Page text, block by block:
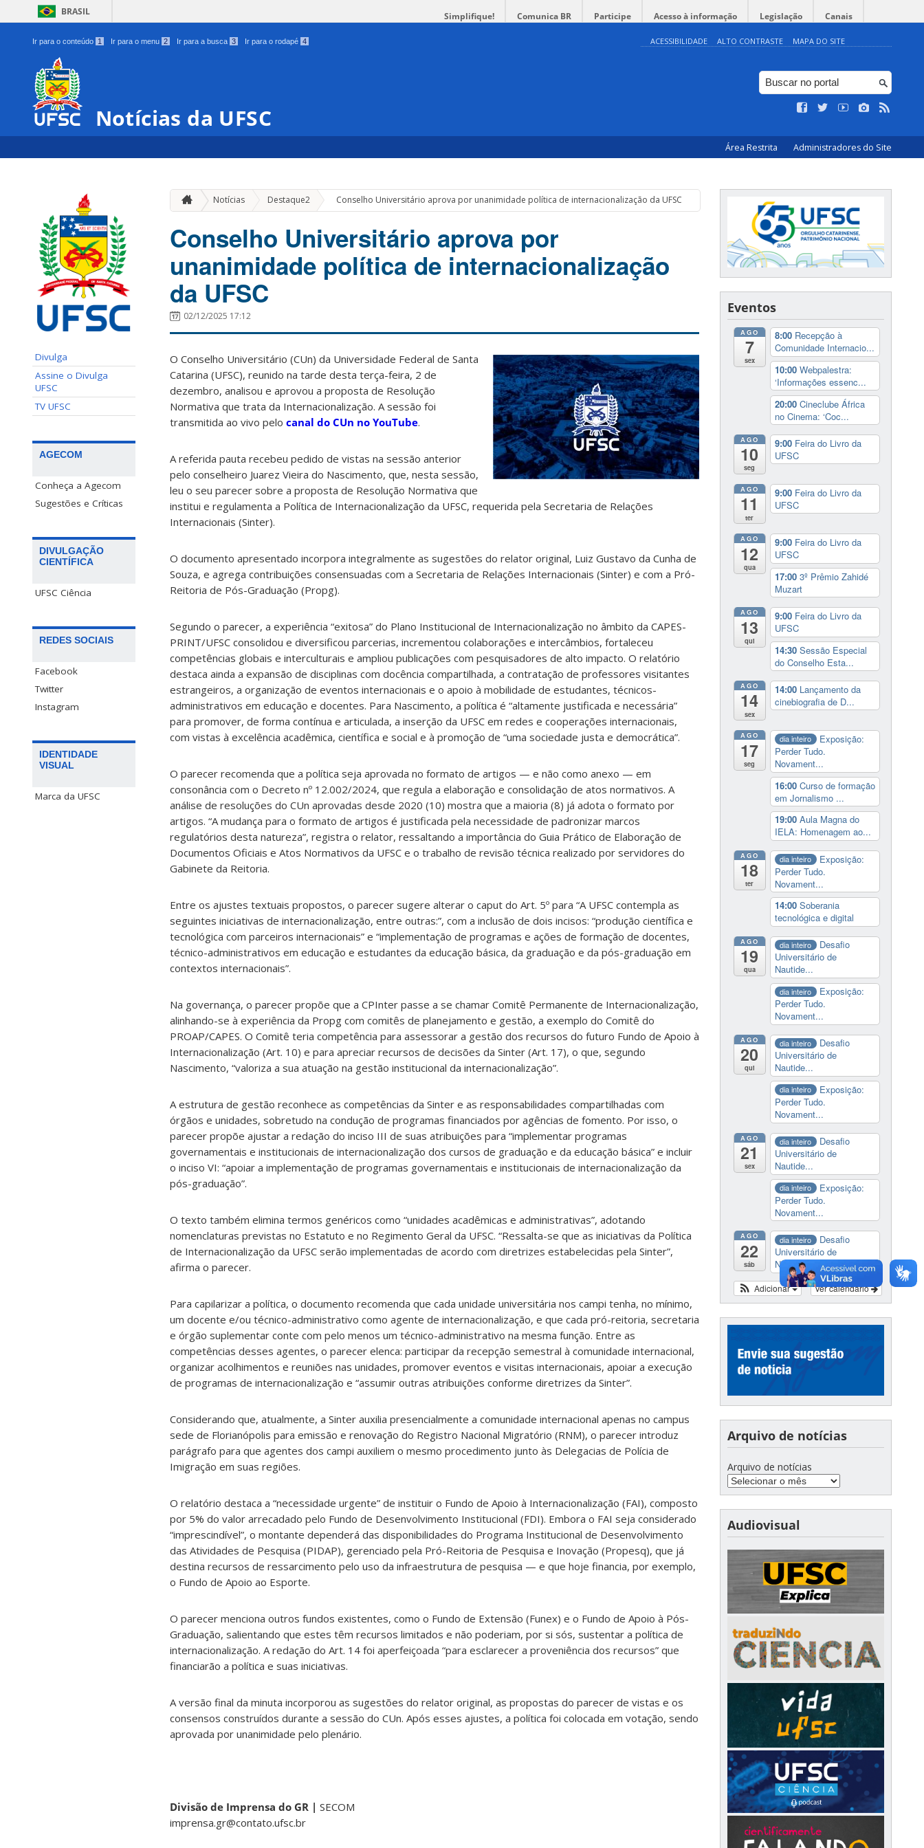
BRASIL Simplifique! Comunica BR Participe Acesso à informação Legislação Canais
Ir para o conteúdo 1 Ir para o menu 2 Ir para a busca 3 Ir para o rodapé 4 ACESSIBILIDADE ALTO CONTRASTE MAPA DO SITE
Notícias da UFSC
Área Restrita Administradores do Site
Divulga
Assine o Divulga
UFSC
TV UFSC
AGECOM
Conheça a Agecom
Sugestões e Críticas
DIVULGAÇÃO
CIENTÍFICA
UFSC Ciência
REDES SOCIAIS
Facebook
Twitter
Instagram
IDENTIDADE
VISUAL
Marca da UFSC
Notícias Destaque2 » Conselho Universitário aprova por unanimidade política de internacionalização da UFSC
Conselho Universitário aprova por
unanimidade política de internacionalização
da UFSC
02/12/2025 17:12
O Conselho Universitário (CUn) da Universidade Federal de Santa
Catarina (UFSC), reunido na tarde desta terça-feira, 2 de
dezembro, analisou e aprovou a proposta de Resolução
Normativa que trata da Internacionalização. A sessão foi
transmitida ao vivo pelo canal do CUn no YouTube.
A referida pauta recebeu pedido de vistas na sessão anterior
pelo conselheiro Juarez Vieira do Nascimento, que, nesta sessão,
leu o seu parecer sobre a proposta de Resolução Normativa que
institui e regulamenta a Política de Internacionalização da UFSC, requerida pela Secretaria de Relações
Internacionais (Sinter).
O documento apresentado incorpora integralmente as sugestões do relator original, Luiz Gustavo da Cunha de
Souza, e agrega contribuições consensuadas com a Secretaria de Relações Internacionais (Sinter) e com a Pró-
Reitoria de Pós-Graduação (Propg).
Segundo o parecer, a experiência “exitosa” do Plano Institucional de Internacionalização no âmbito da CAPES-
PRINT/UFSC consolidou e diversificou parcerias, incrementou colaborações e intercâmbios, fortaleceu
competências globais e interculturais e ampliou publicações com pesquisadores de alto impacto. O relatório
destaca ainda a expansão de disciplinas com docência compartilhada, a contratação de professores visitantes
estrangeiros, a organização de eventos internacionais e o apoio à mobilidade de estudantes, técnicos-
administrativos em educação e docentes. Para Nascimento, a política é “altamente justificada e necessária”
para promover, de forma contínua e articulada, a inserção da UFSC em redes e cooperações internacionais,
com vistas à excelência acadêmica, científica e social e à promoção de “uma sociedade justa e democrática”.
O parecer recomenda que a política seja aprovada no formato de artigos — e não como anexo — em
consonância com o Decreto nº 12.002/2024, que regula a elaboração e consolidação de atos normativos. A
análise de resoluções do CUn aprovadas desde 2020 (10) mostra que a maioria (8) já adota o formato por
artigos. “A mudança para o formato de artigos é justificada pela necessidade de padronizar marcos
regulatórios desta natureza”, registra o relator, ressaltando a importância do Guia Prático de Elaboração de
Documentos Oficiais e Atos Normativos da UFSC e o trabalho de revisão técnica realizado por servidores do
Gabinete da Reitoria.
Entre os ajustes textuais propostos, o parecer sugere alterar o caput do Art. 5º para “A UFSC contempla as
seguintes iniciativas de internacionalização, entre outras:”, com a inclusão de dois incisos: “produção científica e
tecnológica com parceiros internacionais” e “implementação de programas e ações de formação de docentes,
técnico-administrativos em educação e estudantes da educação básica, da graduação e da pós-graduação em
contextos internacionais”.
Na governança, o parecer propõe que a CPInter passe a se chamar Comitê Permanente de Internacionalização,
alinhando-se à experiência da Propg com comitês de planejamento e gestão, a exemplo do Comitê do
PROAP/CAPES. O Comitê teria competência para assessorar a gestão dos recursos do futuro Fundo de Apoio à
Internacionalização (Art. 10) e para apreciar recursos de decisões da Sinter (Art. 17), o que, segundo
Nascimento, “valoriza a sua atuação na gestão institucional da internacionalização”.
A estrutura de gestão reconhece as competências da Sinter e as responsabilidades compartilhadas com
órgãos e unidades, sobretudo na condução de programas financiados por agências de fomento. Por isso, o
parecer propõe ajustar a redação do inciso III de suas atribuições para “implementar programas
governamentais e institucionais de internacionalização dos cursos de graduação e da educação básica” e incluir
o inciso VI: “apoiar a implementação de programas governamentais e institucionais de internacionalização da
pós-graduação”.
O texto também elimina termos genéricos como “unidades acadêmicas e administrativas”, adotando
nomenclaturas previstas no Estatuto e no Regimento Geral da UFSC. “Ressalta-se que as iniciativas da Política
de Internacionalização da UFSC serão implementadas de acordo com diretrizes estabelecidas pela Sinter”,
afirma o parecer.
Para capilarizar a política, o documento recomenda que cada unidade universitária nos campi tenha, no mínimo,
um docente e/ou técnico-administrativo como agente de internacionalização, e que cada pró-reitoria, secretaria
e órgão suplementar conte com pelo menos um técnico-administrativo na mesma função. Entre as
competências desses agentes, o parecer elenca: participar da recepção semestral à comunidade internacional,
organizar acolhimentos e reuniões nas unidades, promover eventos e visitas internacionais, apoiar a execução
de programas de internacionalização e “assumir outras atribuições conforme diretrizes da Sinter”.
Considerando que, atualmente, a Sinter auxilia presencialmente a comunidade internacional apenas no campus
sede de Florianópolis para emissão e renovação do Registro Nacional Migratório (RNM), o parecer introduz
parágrafo para que agentes dos campi auxiliem o mesmo procedimento junto às Delegacias de Polícia de
Imigração em suas regiões.
O relatório destaca a “necessidade urgente” de instituir o Fundo de Apoio à Internacionalização (FAI), composto
por 5% do valor arrecadado pelo Fundo de Desenvolvimento Institucional (FDI). Embora o FAI seja considerado
“imprescindível”, o montante dependerá das disponibilidades do Programa Institucional de Desenvolvimento
das Atividades de Pesquisa (PIDAP), gerenciado pela Pró-Reitoria de Pesquisa e Inovação (Propesq), que já
destina recursos de ressarcimento pelo uso da infraestrutura de pesquisa — e que hoje financia, por exemplo,
o Fundo de Apoio ao Esporte.
O parecer menciona outros fundos existentes, como o Fundo de Extensão (Funex) e o Fundo de Apoio à Pós-
Graduação, salientando que estes têm recursos limitados e não poderiam, por si sós, sustentar a política de
internacionalização. A redação do Art. 14 foi aperfeiçoada “para esclarecer a proveniência dos recursos” que
financiarão a política e suas iniciativas.
A versão final da minuta incorporou as sugestões do relator original, as propostas do parecer de vistas e os
consensos construídos durante a sessão do CUn. Após esses ajustes, a política foi colocada em votação, sendo
aprovada por unanimidade pelo plenário.
Divisão de Imprensa do GR | SECOM
imprensa.gr@contato.ufsc.br
Eventos
AGO
7
sex
8:00 Recepção à
Comunidade Internacio...
10:00 Webpalestra:
‘Informações essenc...
20:00 Cineclube África
no Cinema: ‘Coc...
AGO
10
seg
9:00 Feira do Livro da
UFSC
AGO
11
ter
9:00 Feira do Livro da
UFSC
AGO
12
qua
9:00 Feira do Livro da
UFSC
17:00 3º Prêmio Zahidé
Muzart
AGO
13
qui
9:00 Feira do Livro da
UFSC
14:30 Sessão Especial
do Conselho Esta...
AGO
14
sex
14:00 Lançamento da
cinebiografia de D...
AGO
17
seg
dia inteiro
Exposição:
Perder Tudo.
Novament...
16:00 Curso de formação
em Jornalismo ...
19:00 Aula Magna do
IELA: Homenagem ao...
AGO
18
ter
dia inteiro
Exposição:
Perder Tudo.
Novament...
14:00 Soberania
tecnológica e digital
AGO
19
qua
dia inteiro
Desafio
Universitário de
Nautide...
dia inteiro
Exposição:
Perder Tudo.
Novament...
AGO
20
qui
dia inteiro
Desafio
Universitário de
Nautide...
dia inteiro
Exposição:
Perder Tudo.
Novament...
AGO
21
sex
dia inteiro
Desafio
Universitário de
Nautide...
dia inteiro
Exposição:
Perder Tudo.
Novament...
AGO
22
sáb
dia inteiro
Desafio
Universitário de
Nautide...
Ver calendário
Adicionar
Arquivo de notícias
Arquivo de notícias
Audiovisual